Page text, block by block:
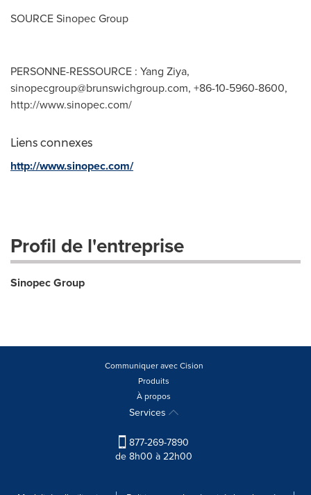
SOURCE Sinopec Group
PERSONNE-RESSOURCE : Yang Ziya,
sinopecgroup@brunswichgroup.com, +86-10-5960-8600,
http://www.sinopec.com/
Liens connexes
http://www.sinopec.com/
Profil de l'entreprise
Sinopec Group
Communiquer avec Cision
Produits
À propos
Services
877-269-7890
de 8h00 à 22h00